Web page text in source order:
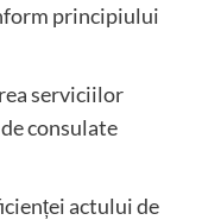
principiului
serviciilor
consulate
actului de